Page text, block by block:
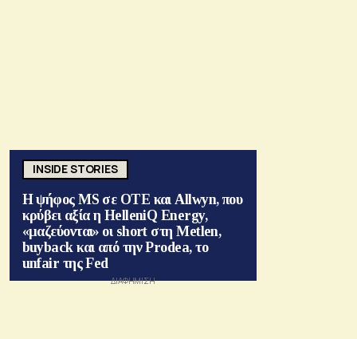
INSIDE STORIES
Η ψήφος MS σε ΟΤΕ και Allwyn, που
κρύβει αξία η HelleniQ Energy,
«μαζεύονται» οι short στη Metlen,
buyback και από την Prodea, το
unfair της Fed